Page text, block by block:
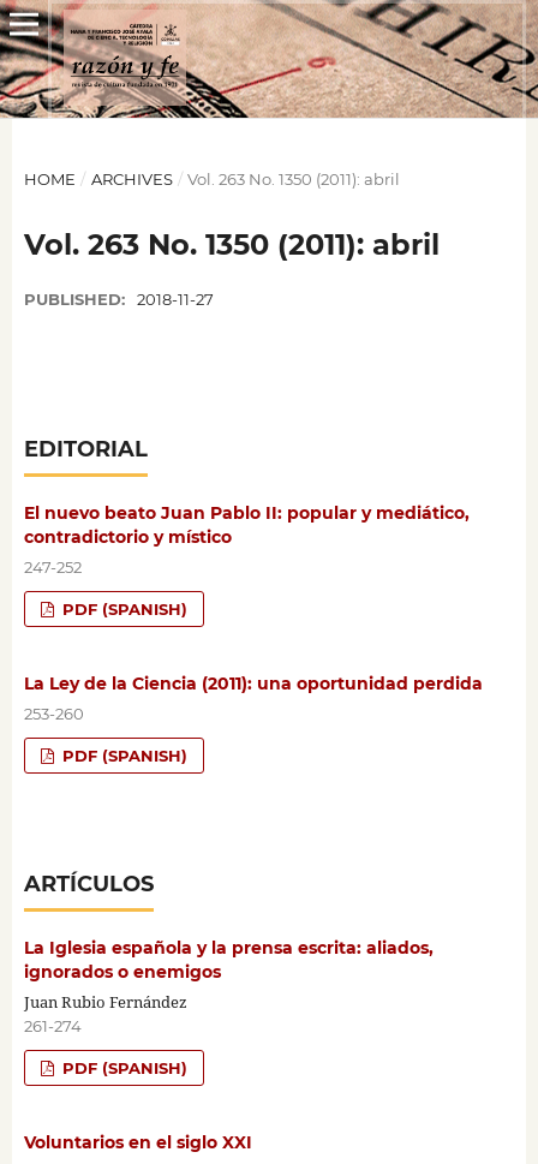
HOME / ARCHIVES / Vol. 263 No. 1350 (2011): abril
Vol. 263 No. 1350 (2011): abril
PUBLISHED: 2018-11-27
EDITORIAL
El nuevo beato Juan Pablo II: popular y mediático,
contradictorio y místico
247-252
PDF (SPANISH)
La Ley de la Ciencia (2011): una oportunidad perdida
253-260
PDF (SPANISH)
ARTÍCULOS
La Iglesia española y la prensa escrita: aliados,
ignorados o enemigos
Juan Rubio Fernández
261-274
PDF (SPANISH)
Voluntarios en el siglo XXI